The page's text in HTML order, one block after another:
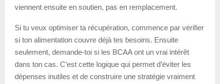
viennent ensuite en soutien, pas en remplacement.
Si tu veux optimiser ta récupération, commence par vérifier
si ton alimentation couvre déjà tes besoins. Ensuite
seulement, demande-toi si les BCAA ont un vrai intérêt
dans ton cas. C’est cette logique qui permet d’éviter les
dépenses inutiles et de construire une stratégie vraiment